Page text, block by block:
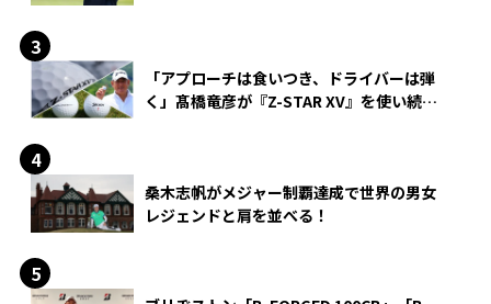
「アプローチは食いつき、ドライバーは弾
く」髙橋竜彦が『Z-STAR XV』を使い続け
桑木志帆がメジャー制覇達成で世界の男女
レジェンドと肩を並べる！